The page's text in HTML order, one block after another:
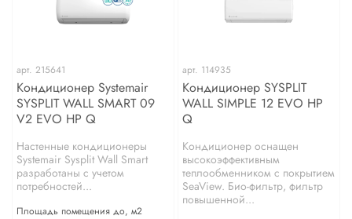
арт. 215641
Кондиционер Systemair
SYSPLIT WALL SMART 09
V2 EVO HP Q
Настенные кондиционеры
Systemair Sysplit Wall Smart
разработаны с учетом
потребностей...
Площадь помещения до, м2
арт. 114935
Кондиционер SYSPLIT
WALL SIMPLE 12 EVO HP
Q
Кондиционер оснащен
высокоэффективным
теплообменником с покрытием
SeaView. Био-фильтр, фильтр
повышенной...